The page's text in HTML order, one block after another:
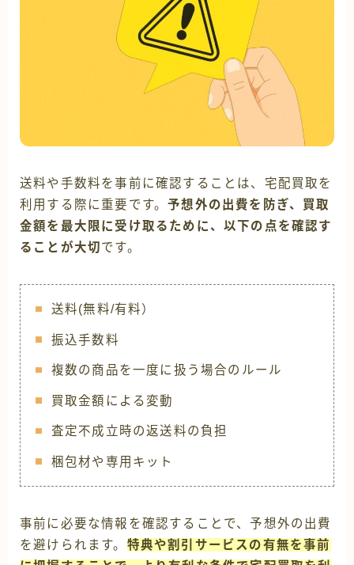
送料や手数料を事前に確認することは、宅配買取を
利用する際に重要です。予想外の出費を防ぎ、買取
金額を最大限に受け取るために、以下の点を確認す
ることが大切です。
送料(無料/有料）
振込手数料
複数の商品を一度に扱う場合のルール
買取金額による変動
査定不成立時の返送料の負担
梱包材や専用キット
事前に必要な情報を確認することで、予想外の出費
を避けられます。 特典や割引サービスの有無を事前